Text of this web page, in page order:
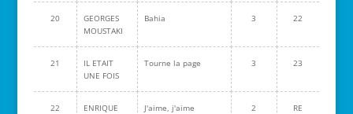
20
GEORGES
MOUSTAKI
Bahia 3 22
21
IL ETAIT
UNE FOIS
Tourne la page 3 23
22 ENRIQUE J'aime, j'aime 2 RE